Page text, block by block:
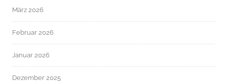
März 2026
Februar 2026
Januar 2026
Dezember 2025